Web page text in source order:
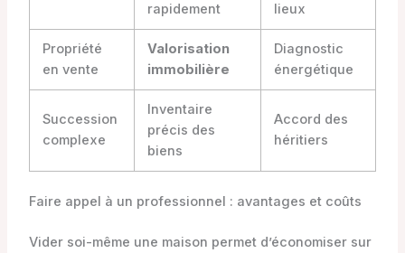
rapidement
lieux
Propriété
en vente
Valorisation
immobilière
Diagnostic
énergétique
Succession
complexe
Inventaire
précis des
biens
Accord des
héritiers
Faire appel à un professionnel : avantages et coûts
Vider soi-même une maison permet d’économiser sur